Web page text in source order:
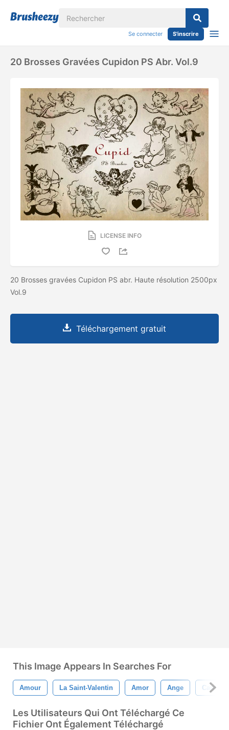
Se connecter S'inscrire
20 Brosses Gravées Cupidon PS Abr. Vol.9
LICENSE INFO
20 Brosses gravées Cupidon PS abr. Haute résolution 2500px
Vol.9
Téléchargement gratuit
This Image Appears In Searches For
Amour La Saint-Valentin Amor Ange Cambre
Les Utilisateurs Qui Ont Téléchargé Ce
Fichier Ont Également Téléchargé